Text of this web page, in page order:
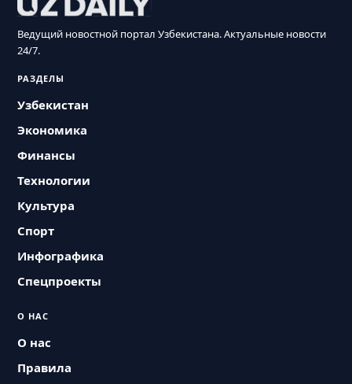
Ведущий новостной портал Узбекистана. Актуальные новости
24/7.
РАЗДЕЛЫ
Узбекистан
Экономика
Финансы
Технологии
Культура
Спорт
Инфографика
Спецпроекты
О НАС
О нас
Правила